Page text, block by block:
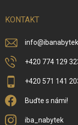
KONTAKT
info@
+420 774 129
+420 571 141
Buďte s námi!
iba_nabytek